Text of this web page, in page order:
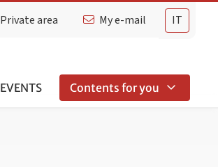
IT
Private area My e-mail
EVENTS Contents for you